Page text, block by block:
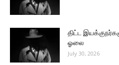
திட்ட
ஓலை
July 30, 2026